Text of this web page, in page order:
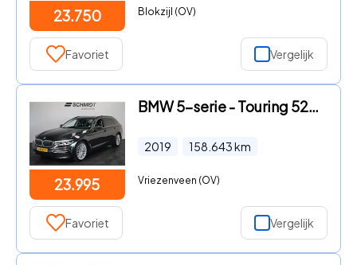
23.750 Blokzijl (OV)
Favoriet Vergelijk
23.995
BMW 5-serie - Touring 520i High Executive 184pk | Carplay | LED | Leder |
2019 158.643km
Vriezenveen (OV)
Favoriet Vergelijk